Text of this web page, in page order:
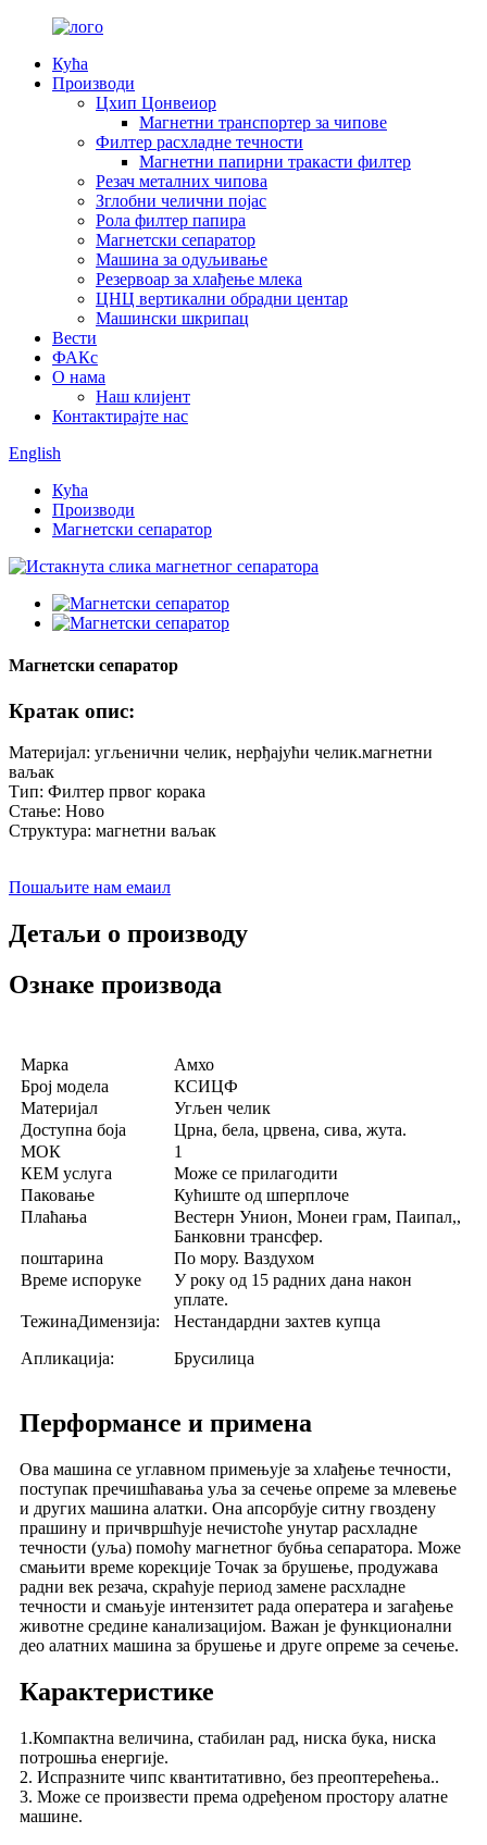
Кућа
Производи
Цхип Цонвеиор
Магнетни транспортер за чипове
Филтер расхладне течности
Магнетни папирни тракасти филтер
Резач металних чипова
Зглобни челични појас
Рола филтер папира
Магнетски сепаратор
Машина за одуљивање
Резервоар за хлађење млека
ЦНЦ вертикални обрадни центар
Машински шкрипац
Вести
ФАКс
О нама
Наш клијент
Контактирајте нас
English
Кућа
Производи
Магнетски сепаратор
Магнетски сепаратор
Кратак опис:
Материјал: угљенични челик, нерђајући челик.магнетни
ваљак
Тип: Филтер првог корака
Стање: Ново
Структура: магнетни ваљак
Пошаљите нам емаил
Детаљи о производу
Ознаке производа
Марка
Амхо
Број модела
КСИЦФ
Материјал
Угљен челик
Доступна боја
Црна, бела, црвена, сива, жута.
МОК
1
КЕМ услуга
Може се прилагодити
Паковање
Кућиште од шперплоче
Плаћања
Вестерн Унион, Монеи грам, Паипал,,
Банковни трансфер.
поштарина
По мору. Ваздухом
Време испоруке
У року од 15 радних дана након
уплате.
ТежинаДимензија:
Апликација:
Нестандардни захтев купца
Брусилица
Перформансе и примена
Ова машина се углавном примењује за хлађење течности,
поступак пречишћавања уља за сечење опреме за млевење
и других машина алатки. Она апсорбује ситну гвоздену
прашину и причвршћује нечистоће унутар расхладне
течности (уља) помоћу магнетног бубња сепаратора. Може
смањити време корекције Точак за брушење, продужава
радни век резача, скраћује период замене расхладне
течности и смањује интензитет рада оператера и загађење
животне средине канализацијом. Важан је функционални
део алатних машина за брушење и друге опреме за сечење.
Карактеристике
1.Компактна величина, стабилан рад, ниска бука, ниска
потрошња енергије.
2. Испразните чипс квантитативно, без преоптерећења..
3. Може се произвести према одређеном простору алатне
машине.